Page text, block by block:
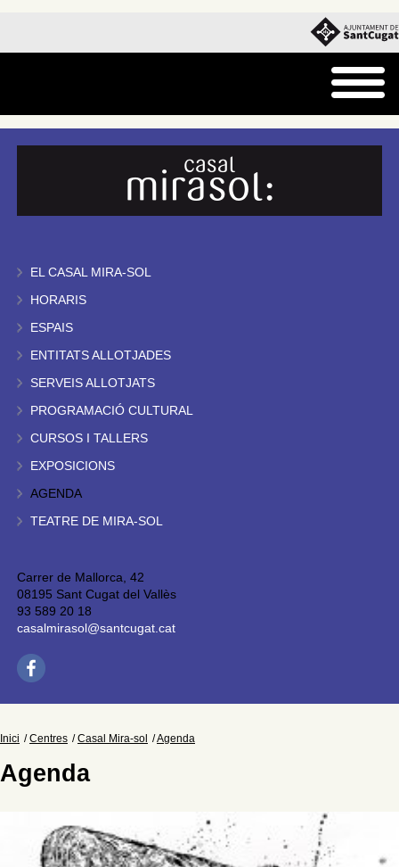
EL CASAL MIRA-SOL
HORARIS
ESPAIS
ENTITATS ALLOTJADES
SERVEIS ALLOTJATS
PROGRAMACIÓ CULTURAL
CURSOS I TALLERS
EXPOSICIONS
AGENDA
TEATRE DE MIRA-SOL
Carrer de Mallorca, 42
08195 Sant Cugat del Vallès
93 589 20 18
casalmirasol@santcugat.cat
Inici Centres Casal Mira-sol Agenda
Agenda